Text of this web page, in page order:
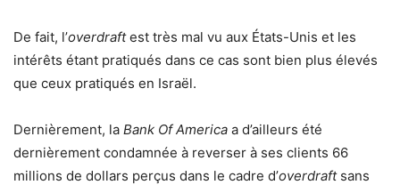
​De fait, l’overdraftest très mal vu aux États-Unis et les
intérêts étant pratiqués dans ce cas sont bien plus élevés
que ceux pratiqués en Israël.
Dernièrement, la Bank Of America a d’ailleurs été
dernièrement condamnée à reverser à ses clients 66
millions de dollars perçus dans le cadre d’overdraft sans